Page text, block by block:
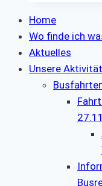
Home
Wo finde ich
Aktuelles
Unsere